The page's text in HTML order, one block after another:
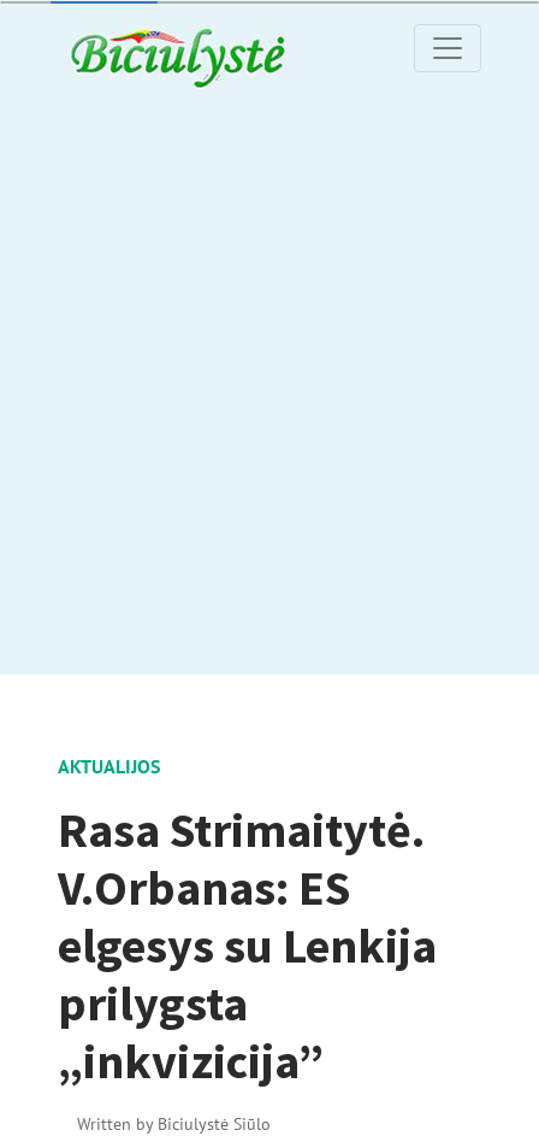
AKTUALIJOS
Rasa Strimaitytė.
V.Orbanas: ES
elgesys su Lenkija
prilygsta
„inkvizicija”
Written by Biciulystė Siūlo